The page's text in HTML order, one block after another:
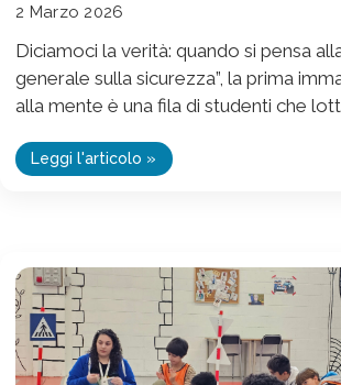
2 Marzo 2026
Diciamoci la verità: quando si pensa
generale sulla sicurezza”, la prima
alla mente è una fila di studenti che
Leggi l'articolo »